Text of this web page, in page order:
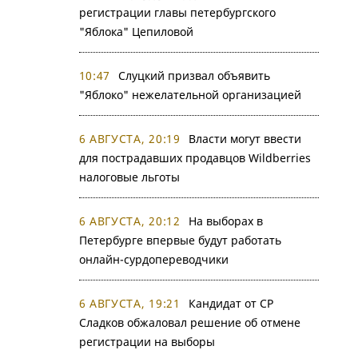
регистрации главы петербургского
"Яблока" Цепиловой
10:47
Слуцкий призвал объявить
"Яблоко" нежелательной организацией
6 АВГУСТА, 20:19
Власти могут ввести
для пострадавших продавцов Wildberries
налоговые льготы
6 АВГУСТА, 20:12
На выборах в
Петербурге впервые будут работать
онлайн-сурдопереводчики
6 АВГУСТА, 19:21
Кандидат от СР
Сладков обжаловал решение об отмене
регистрации на выборы